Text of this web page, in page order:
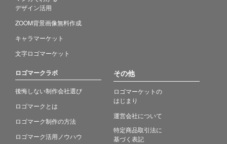
デザイン活用
ZOOM背景画像無料作成
キャラマーケット
文字ロゴマーケット
ロゴマークラボ
後悔しない制作会社選び
ロゴマークとは
ロゴマーク制作の方法
ロゴマーク活用ノウハウ
その他
ロゴマーケットの
はじまり
運営会社について
特定商品取引法に
基づく表記